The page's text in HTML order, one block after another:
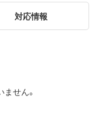
対応情報
せん。